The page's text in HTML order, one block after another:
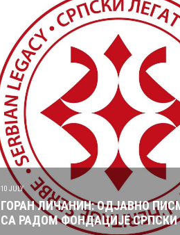
10 JULY
ГОРАН ЛИЧАНИН: ОДЈАВНО
СА РАДОМ ФОНДАЦИЈЕ СРПСКИ